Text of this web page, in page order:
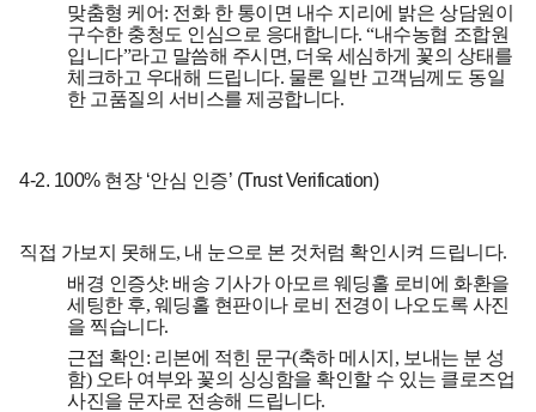
맞춤형 케어: 전화 한 통이면 내수 지리에 밝은 상담원이
구수한 충청도 인심으로 응대합니다. “내수농협 조합원
입니다”라고 말씀해 주시면, 더욱 세심하게 꽃의 상태를
체크하고 우대해 드립니다. 물론 일반 고객님께도 동일
한 고품질의 서비스를 제공합니다.
4-2. 100% 현장 ‘안심 인증’ (Trust Verification)
직접 가보지 못해도, 내 눈으로 본 것처럼 확인시켜 드립니다.
배경 인증샷: 배송 기사가 아모르 웨딩홀 로비에 화환을
세팅한 후, 웨딩홀 현판이나 로비 전경이 나오도록 사진
을 찍습니다.
근접 확인: 리본에 적힌 문구(축하 메시지, 보내는 분 성
함) 오타 여부와 꽃의 싱싱함을 확인할 수 있는 클로즈업
사진을 문자로 전송해 드립니다.